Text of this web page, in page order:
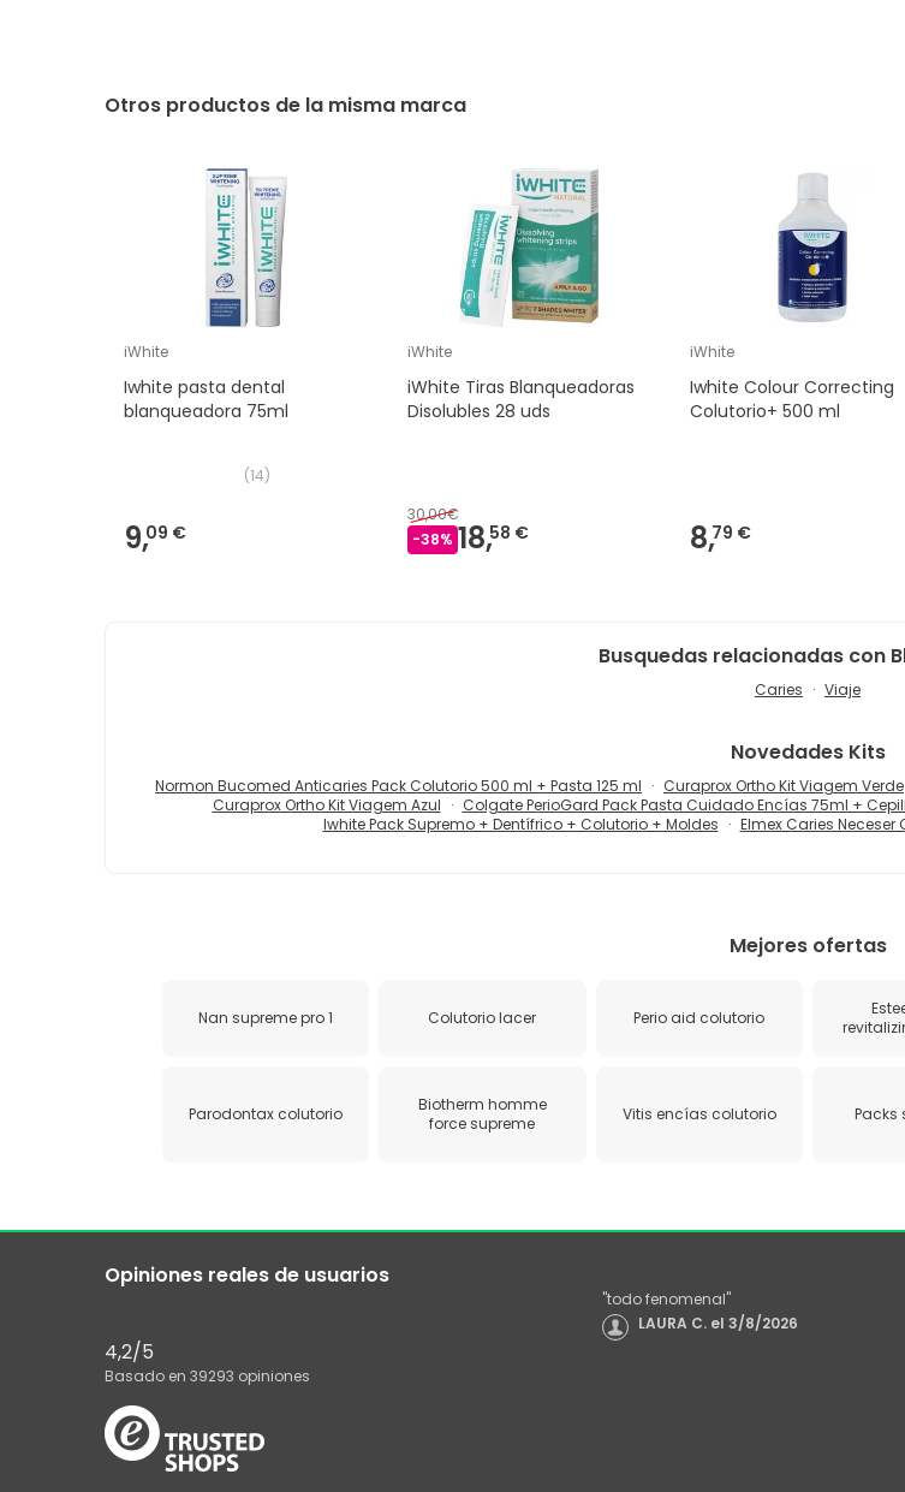
Otros productos de la misma marca
iWhite
Iwhite pasta dental
blanqueadora 75ml
(14)
9,09 €
iWhite
iWhite Tiras Blanqueadoras
Disolubles 28 uds
30,00€
-38% 18,58 €
iWhite
Iwhite Colour Correcting
Colutorio+ 500 ml
8,79 €
Busquedas relacionadas con
Caries Viaje
Novedades Kits
Normon Bucomed Anticaries Pack Colutorio 500 ml + Pasta 125 ml Curaprox Ortho Kit Viagem Verde
Curaprox Ortho Kit Viagem Azul
Colgate PerioGard Pack Pasta Cuidado Encías 75ml +
Iwhite Pack Supremo + Dentífrico + Colutorio + Moldes
Elmex Caries Neceser
Mejores ofertas
Nan supreme pro 1 Colutorio lacer Perio aid colutorio
Parodontax colutorio
Biotherm homme
force supreme
Vitis encías colutorio Packs
Opiniones reales de usuarios
4,2/5
Basado en 39293 opiniones
"todo fenomenal"
LAURA C. el 3/8/2026